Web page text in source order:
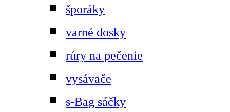
šporáky
varné dosky
rúry na pečenie
vysávače
s-Bag sáčky